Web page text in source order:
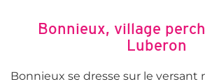
Bonnieux, village
Luberon
Bonnieux se dresse sur le versant